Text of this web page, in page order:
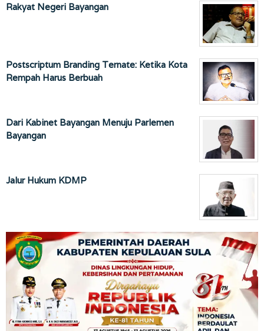
Rakyat Negeri Bayangan
Postscriptum Branding Ternate: Ketika Kota
Rempah Harus Berbuah
Dari Kabinet Bayangan Menuju Parlemen
Bayangan
Jalur Hukum KDMP